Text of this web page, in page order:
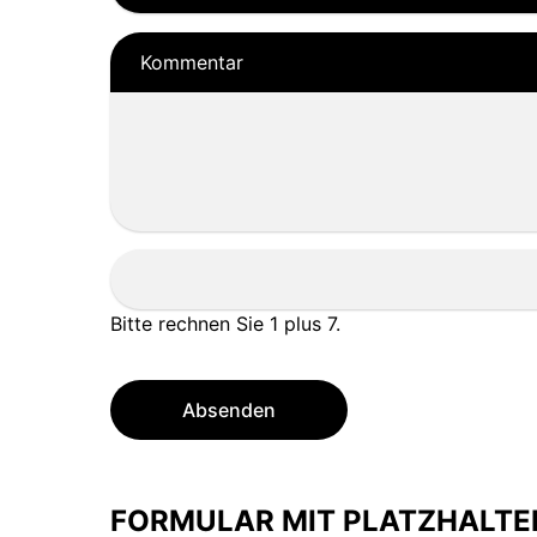
Kommentar
Bitte rechnen Sie 1 plus 7.
Absenden
FORMULAR MIT